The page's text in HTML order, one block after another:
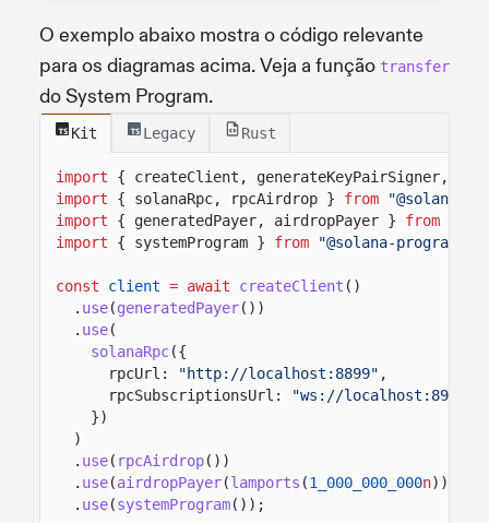
O exemplo abaixo mostra o código relevante
para os diagramas acima. Veja a função transfer
do System Program.
Kit Legacy Rust
import
{ createClient, generateKeyPairSigner,
import
{ solanaRpc, rpcAirdrop } from
"@solana/
import
{ generatedPayer, airdropPayer } from
import
{ systemProgram } from "@solana-program/
const client = await createClient ()
. use(generatedPayer())
. use(
solanaRpc({
rpcUrl:
"http://localhost:8899" ,
rpcSubscriptionsUrl:
"ws://localhost:8900"
})
)
. use( rpcAirdrop())
. use(airdropPayer(lamports (1_000_000_000n)))
. use(systemProgram());